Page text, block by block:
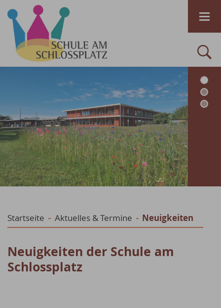
Startseite Aktuelles & Termine Neuigkeiten
Neuigkeiten der Schule am
Schlossplatz